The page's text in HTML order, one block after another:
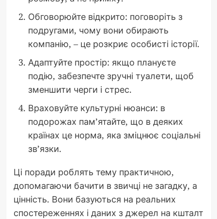
Обговорюйте відкрито: поговоріть з
подругами, чому вони обирають
компанію, – це розкриє особисті історії.
Адаптуйте простір: якщо плануєте
подію, забезпечте зручні туалети, щоб
зменшити черги і стрес.
Враховуйте культурні нюанси: в
подорожах пам’ятайте, що в деяких
країнах це норма, яка зміцнює соціальні
зв’язки.
Ці поради роблять тему практичною,
допомагаючи бачити в звичці не загадку, а
цінність. Вони базуються на реальних
спостереженнях і даних з джерел на кшталт